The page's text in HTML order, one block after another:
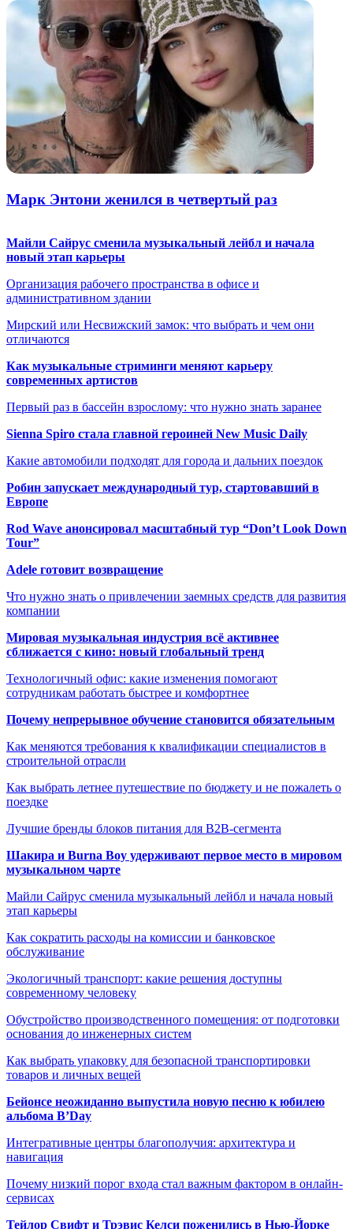
Марк Энтони женился в четвертый раз
Майли Сайрус сменила музыкальный лейбл и начала
новый этап карьеры
Организация рабочего пространства в офисе и
административном здании
Мирский или Несвижский замок: что выбрать и чем они
отличаются
Как музыкальные стриминги меняют карьеру
современных артистов
Первый раз в бассейн взрослому: что нужно знать заранее
Sienna Spiro стала главной героиней New Music Daily
Какие автомобили подходят для города и дальних поездок
Робин запускает международный тур, стартовавший в
Европе
Rod Wave анонсировал масштабный тур “Don’t Look Down
Tour”
Adele готовит возвращение
Что нужно знать о привлечении заемных средств для развития
компании
Мировая музыкальная индустрия всё активнее
сближается с кино: новый глобальный тренд
Технологичный офис: какие изменения помогают
сотрудникам работать быстрее и комфортнее
Почему непрерывное обучение становится обязательным
Как меняются требования к квалификации специалистов в
строительной отрасли
Как выбрать летнее путешествие по бюджету и не пожалеть о
поездке
Лучшие бренды блоков питания для B2B-сегмента
Шакира и Burna Boy удерживают первое место в мировом
музыкальном чарте
Майли Сайрус сменила музыкальный лейбл и начала новый
этап карьеры
Как сократить расходы на комиссии и банковское
обслуживание
Экологичный транспорт: какие решения доступны
современному человеку
Обустройство производственного помещения: от подготовки
основания до инженерных систем
Как выбрать упаковку для безопасной транспортировки
товаров и личных вещей
Бейонсе неожиданно выпустила новую песню к юбилею
альбома B’Day
Интегративные центры благополучия: архитектура и
навигация
Почему низкий порог входа стал важным фактором в онлайн-
сервисах
Тейлор Свифт и Трэвис Келси поженились в Нью-Йорке